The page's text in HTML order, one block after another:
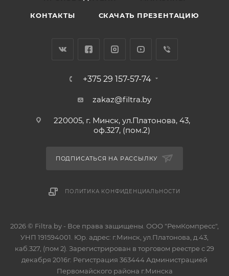
КОНТАКТЫ СКАЧАТЬ ПРЕЗЕНТАЦИЮ
+375 29 157-57-74
zakaz@filtra.by
220005, г. Минск, ул.Платонова, 43,
оф.327, (пом.2)
ПОДПИСАТЬСЯ НА РАССЫЛКУ
ПОЛИТИКА КОНФИДЕНЦИАЛЬНОСТИ
2026 © Filtra.by - Все права защищены. ООО "РемКомпресс",
УНП 191594001. Юр. адрес: г.Минск, ул.Платонова, д.43,
каб.327, (пом 2). Зарегистрирован в торговом реестре с 29
декабря 2016г. Регистрация 363444 Администрацией
Первомайского района г.Минска